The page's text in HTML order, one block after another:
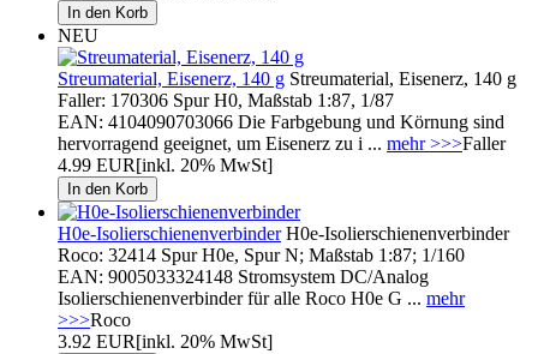
NEU
Streumaterial, Eisenerz, 140 g Streumaterial, Eisenerz, 140 g
Faller: 170306 Spur H0, Maßstab 1:87, 1/87
EAN: 4104090703066 Die Farbgebung und Körnung sind
hervorragend geeignet, um Eisenerz zu i ... mehr >>>Faller
4.99 EUR[inkl. 20% MwSt]
H0e-IsolierschienenverbinderH0e-Isolierschienenverbinder
Roco: 32414 Spur H0e, Spur N; Maßstab 1:87; 1/160
EAN: 9005033324148 Stromsystem DC/Analog
Isolierschienenverbinder für alle Roco H0e G ... mehr
>>>Roco
3.92 EUR[inkl. 20% MwSt]